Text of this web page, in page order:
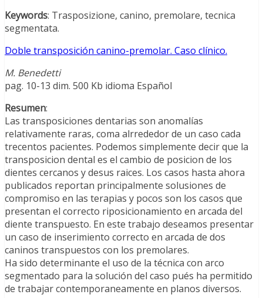
Keywords: Trasposizione, canino, premolare, tecnica
segmentata.
Doble transposición canino-premolar. Caso clínico.
M. Benedetti
pag. 10-13 dim. 500 Kb idioma Español
Resumen:
Las transposiciones dentarias son anomalías
relativamente raras, coma alrrededor de un caso cada
trecentos pacientes. Podemos simplemente decir que la
transposicion dental es el cambio de posicion de los
dientes cercanos y desus raices. Los casos hasta ahora
publicados reportan principalmente solusiones de
compromiso en las terapias y pocos son los casos que
presentan el correcto riposicionamiento en arcada del
diente transpuesto. En este trabajo deseamos presentar
un caso de inserimiento correcto en arcada de dos
caninos transpuestos con los premolares.
Ha sido determinante el uso de la técnica con arco
segmentado para la solución del caso pués ha permitido
de trabajar contemporaneamente en planos diversos.